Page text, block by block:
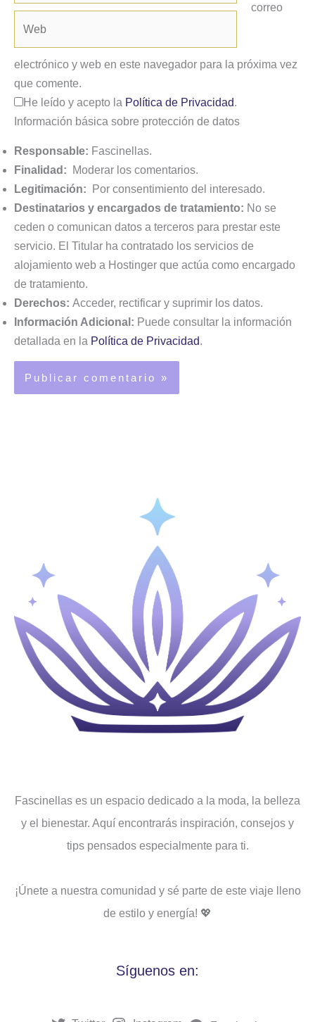
correo
electrónico y web en este navegador para la próxima vez
que comente.
He leído y acepto la Política de Privacidad.
Información básica sobre protección de datos
Responsable: Fascinellas.
Finalidad: Moderar los comentarios.
Legitimación: Por consentimiento del interesado.
Destinatarios y encargados de tratamiento: No se
ceden o comunican datos a terceros para prestar este
servicio. El Titular ha contratado los servicios de
alojamiento web a Hostinger que actúa como encargado
de tratamiento.
Derechos: Acceder, rectificar y suprimir los datos.
Información Adicional: Puede consultar la información
detallada en la Política de Privacidad.
Fascinellas es un espacio dedicado a la moda, la belleza
y el bienestar. Aquí encontrarás inspiración, consejos y
tips pensados ​​especialmente para ti.
¡Únete a nuestra comunidad y sé parte de este viaje lleno
de estilo y energía! 💖
Síguenos en: